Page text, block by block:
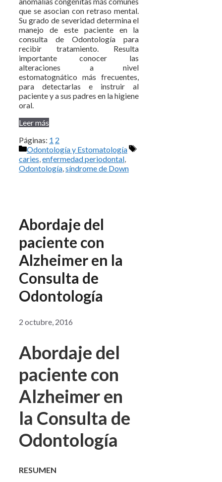
que se asocian con retraso mental.
Su grado de severidad determina el
manejo de este paciente en la
consulta de Odontología para
recibir tratamiento. Resulta
importante conocer las
alteraciones a nivel
estomatognático más frecuentes,
para detectarlas e instruir al
paciente y a sus padres en la higiene
oral.
Leer más
Páginas: 1 2
Categorías
Odontología y Estomatología
Etiquetas
caries,enfermedad periodontal,
Odontología,síndrome de Down
Abordaje del
paciente con
Alzheimer en la
Consulta de
Odontología
2 octubre, 2016
Abordaje del
paciente con
Alzheimer en
la Consulta de
Odontología
RESUMEN